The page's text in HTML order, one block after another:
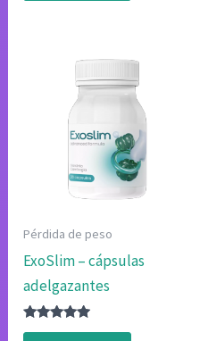
Pérdida de peso
ExoSlim – cápsulas
adelgazantes
Valorado